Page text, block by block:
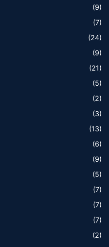
(9)
(7)
(24)
(9)
(21)
(5)
(2)
(3)
(13)
(6)
(9)
(5)
(7)
(7)
(7)
(2)